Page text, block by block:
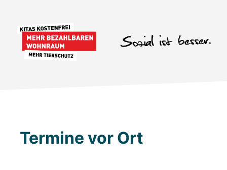
Termine vor Ort